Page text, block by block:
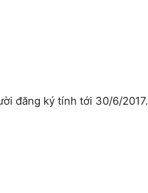
đăng ký tính tới 30/6/2017.